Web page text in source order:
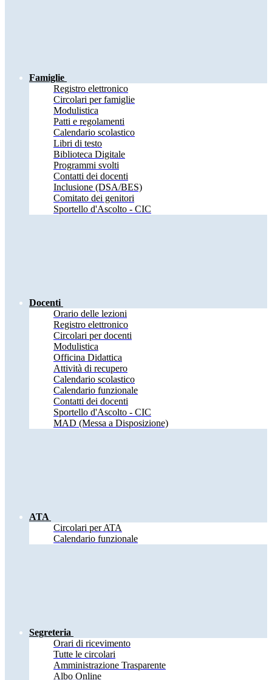
Famiglie
Registro elettronico
Circolari per famiglie
Modulistica
Patti e regolamenti
Calendario scolastico
Libri di testo
Biblioteca Digitale
Programmi svolti
Contatti dei docenti
Inclusione (DSA/BES)
Comitato dei genitori
Sportello d'Ascolto - CIC
Docenti
Orario delle lezioni
Registro elettronico
Circolari per docenti
Modulistica
Officina Didattica
Attività di recupero
Calendario scolastico
Calendario funzionale
Contatti dei docenti
Sportello d'Ascolto - CIC
MAD (Messa a Disposizione)
ATA
Circolari per ATA
Calendario funzionale
Segreteria
Orari di ricevimento
Tutte le circolari
Amministrazione Trasparente
Albo Online